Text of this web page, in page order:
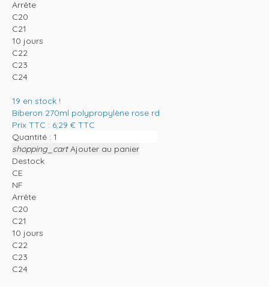
Arrête
C20
C21
10 jours
C22
C23
C24
19 en stock !
Biberon 270ml polypropylène rose rd
Prix TTC : 6,29 € TTC
Quantité :
shopping_cart Ajouter au panier
Destock
CE
NF
Arrête
C20
C21
10 jours
C22
C23
C24